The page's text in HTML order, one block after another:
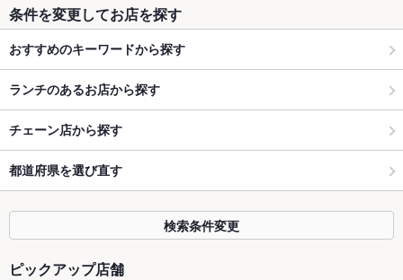
条件を変更してお店を探す
おすすめのキーワードから探す
ランチのあるお店から探す
チェーン店から探す
都道府県を選び直す
検索条件変更
ピックアップ店舗